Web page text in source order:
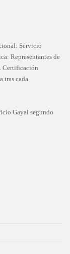
Servicio
Representantes de
Certificación
tras cada
Gayal segundo